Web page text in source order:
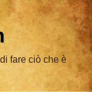
fare ciò che è